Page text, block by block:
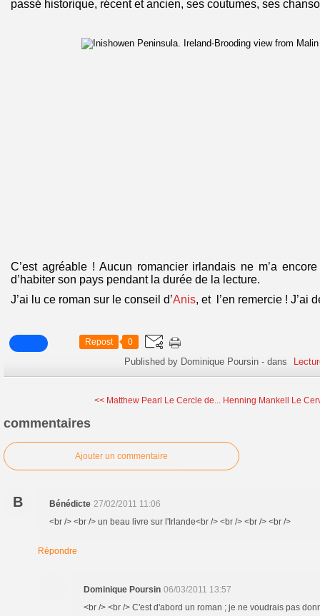
passé historique, récent et ancien, ses coutumes, ses
C’est agréable ! Aucun romancier irlandais ne m’a
d’habiter son pays pendant la durée de la lecture.
J’ai lu ce roman sur le conseil d’Anis, et l’en remercie ! J’ai
Repost 0
Published by Dominique Poursin -dans
<< Matthew Pearl Le Cercle de... Henning Mankell Le
commentaires
Ajouter un commentaire
B Bénédicte 27/02/2011 11:06
<br /> <br /> un beau livre sur l'Irlande<br /> <br /> <br /> <br />
Répondre
Dominique Poursin 06/03/2011 13:57
<br /> <br /> C'est d'abord un roman ; je ne voudrais pas